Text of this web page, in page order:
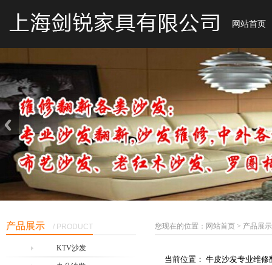
网站首页
产品展示 / PRODUCT
KTV沙发
您现在的位置：网站首页 > 产品展示
当前位置： 牛皮沙发专业维修